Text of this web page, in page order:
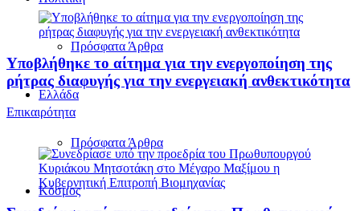
Πρόσφατα Άρθρα
Ελλάδα
Πρόσφατα Άρθρα
Κόσμος
Υποβλήθηκε το αίτημα για την ενεργοποίηση της
ρήτρας διαφυγής για την ενεργειακή ανθεκτικότητα
Επικαιρότητα